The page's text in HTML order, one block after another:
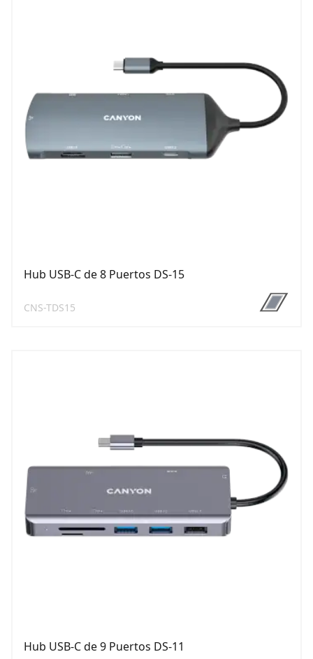
Hub USB-C de 8 Puertos DS-15
CNS-TDS15
Hub USB-C de 9 Puertos DS-11